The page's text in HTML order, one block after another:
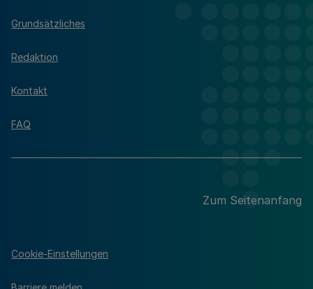
Grundsätzliches
Redaktion
Kontakt
FAQ
Zum Seitenanfang
Cookie-Einstellungen